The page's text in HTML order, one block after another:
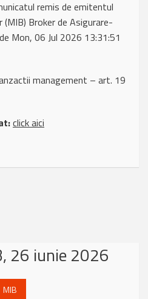
remis de emitentul
(MIB) Broker de Asigurare-
Mon, 06 Jul 2026 13:31:51
management – art. 19
click aici
26 iunie 2026
MIB